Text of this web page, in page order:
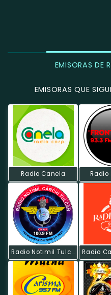
EMISORAS DE
EMISORAS QUE
Radio Canela Radio
Radio Notimil Tulcán